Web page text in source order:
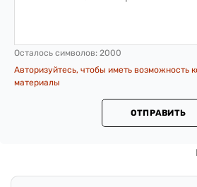
Осталось символов: 2000
Авторизуйтесь, чтобы иметь возможность
материалы
ОТПРАВИТЬ